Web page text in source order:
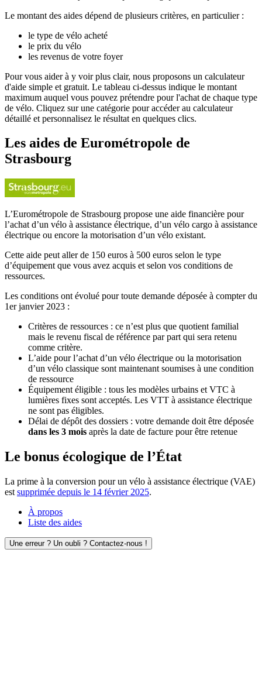
Le montant des aides dépend de plusieurs critères, en particulier :
le type de vélo acheté
le prix du vélo
les revenus de votre foyer
Pour vous aider à y voir plus clair, nous proposons un calculateur
d'aide simple et gratuit. Le tableau ci-dessus indique le montant
maximum auquel vous pouvez prétendre pour l'achat de chaque type
de vélo. Cliquez sur une catégorie pour accéder au calculateur
détaillé et personnalisez le résultat en quelques clics.
Les aides de Eurométropole de
Strasbourg
L’Eurométropole de Strasbourg propose une aide financière pour
l’achat d’un vélo à assistance électrique, d’un vélo cargo à assistance
électrique ou encore la motorisation d’un vélo existant.
Cette aide peut aller de 150 euros à 500 euros selon le type
d’équipement que vous avez acquis et selon vos conditions de
ressources.
Les conditions ont évolué pour toute demande déposée à compter du
1er janvier 2023 :
Critères de ressources : ce n’est plus que quotient familial
mais le revenu fiscal de référence par part qui sera retenu
comme critère.
L’aide pour l’achat d’un vélo électrique ou la motorisation
d’un vélo classique sont maintenant soumises à une condition
de ressource
Équipement éligible : tous les modèles urbains et VTC à
lumières fixes sont acceptés. Les VTT à assistance électrique
ne sont pas éligibles.
Délai de dépôt des dossiers : votre demande doit être déposée
dans les 3 mois après la date de facture pour être retenue
Le bonus écologique de l’État
La prime à la conversion pour un vélo à assistance électrique (VAE)
est supprimée depuis le 14 février 2025.
À propos
Liste des aides
Une erreur ? Un oubli ? Contactez-nous !